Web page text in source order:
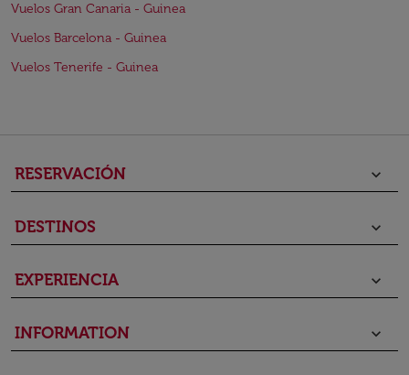
Vuelos Gran Canaria - Guinea
Vuelos Barcelona - Guinea
Vuelos Tenerife - Guinea
RESERVACIÓN keyboard_arrow_down
DESTINOS keyboard_arrow_down
EXPERIENCIA keyboard_arrow_down
INFORMATION keyboard_arrow_down